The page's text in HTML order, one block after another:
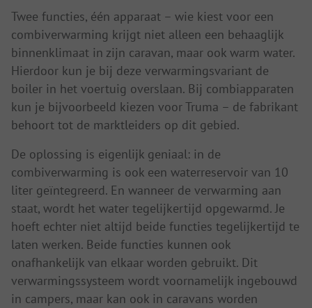
Twee functies, één apparaat – wie kiest voor een
combiverwarming krijgt niet alleen een behaaglijk
binnenklimaat in zijn caravan, maar ook warm water.
Hierdoor kun je bij deze verwarmingsvariant de
boiler in het voertuig overslaan. Bij combiapparaten
kun je bijvoorbeeld kiezen voor Truma – de fabrikant
behoort tot de marktleiders op dit gebied.
De oplossing is eigenlijk geniaal: in de
combiverwarming is ook een waterreservoir van 10
liter geïntegreerd. En wanneer de verwarming aan
staat, wordt het water tegelijkertijd opgewarmd. Je
hoeft echter niet altijd beide functies tegelijkertijd te
laten werken. Beide functies kunnen ook
onafhankelijk van elkaar worden gebruikt. Dit
verwarmingssysteem wordt voornamelijk ingebouwd
in campers, maar kan ook in caravans worden